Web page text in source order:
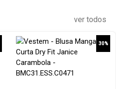
ver todos
30%